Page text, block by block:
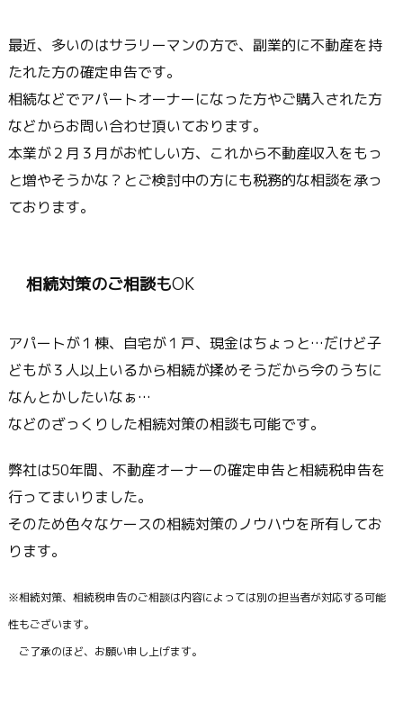
最近、多いのはサラリーマンの方で、副業的に不動産を持
たれた方の確定申告です。
相続などでアパートオーナーになった方やご購入された方
などからお問い合わせ頂いております。
本業が２月３月がお忙しい方、これから不動産収入をもっ
と増やそうかな？とご検討中の方にも税務的な相談を承っ
ております。
相続対策のご相談もOK
アパートが１棟、自宅が１戸、現金はちょっと…だけど子
どもが３人以上いるから相続が揉めそうだから今のうちに
なんとかしたいなぁ…
などのざっくりした相続対策の相談も可能です。
弊社は50年間、不動産オーナーの確定申告と相続税申告を
行ってまいりました。
そのため色々なケースの相続対策のノウハウを所有してお
ります。
※相続対策、相続税申告のご相談は内容によっては別の担当者が対応する可能
性もございます。
ご了承のほど、お願い申し上げます。